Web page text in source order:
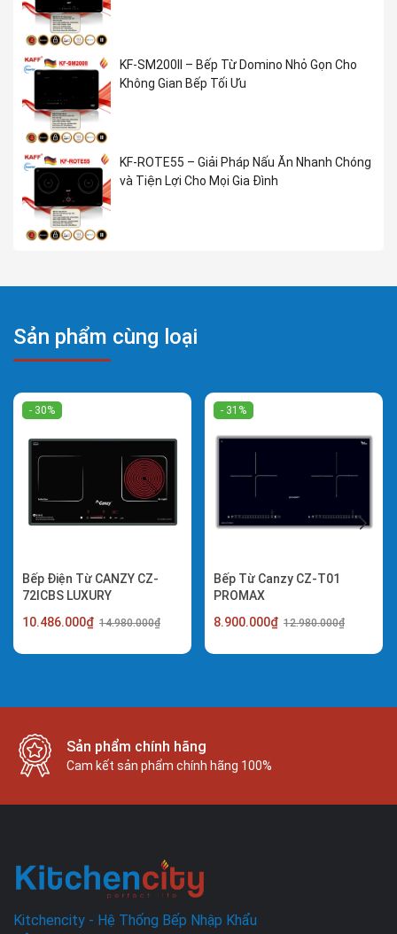
KF-SM200II – Bếp Từ Domino Nhỏ Gọn Cho
Không Gian Bếp Tối Ưu
KF-ROTE55 – Giải Pháp Nấu Ăn Nhanh Chóng
và Tiện Lợi Cho Mọi Gia Đình
Sản phẩm cùng loại
- 30%
Bếp Điện Từ CANZY CZ-
72ICBS LUXURY
10.486.000₫ 14.980.000₫
- 31%
Bếp Từ Canzy CZ-T01
PROMAX
8.900.000₫ 12.980.000₫
Giao hàng nhanh
Nội thành: 1h. Ngoại thành: 3h. Ngoại tỉnh: 3 ngày
Kitchencity - Hệ Thống Bếp Nhập Khẩu